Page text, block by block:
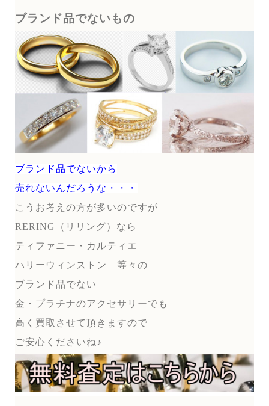
ブランド品でないもの
ブランド品でないから
売れないんだろうな・・・
こうお考えの方が多いのですが
RERING（リリング）なら
ティファニー・カルティエ
ハリーウィンストン 等々の
ブランド品でない
金・プラチナのアクセサリーでも
高く買取させて頂きますので
ご安心くださいね♪